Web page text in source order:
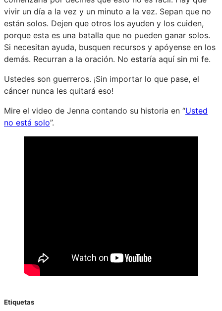
vivir un día a la vez y un minuto a la vez. Sepan que no
están solos. Dejen que otros los ayuden y los cuiden,
porque esta es una batalla que no pueden ganar solos.
Si necesitan ayuda, busquen recursos y apóyense en los
demás. Recurran a la oración. No estaría aquí sin mi fe.
Ustedes son guerreros. ¡Sin importar lo que pase, el
cáncer nunca les quitará eso!
Mire el video de Jenna contando su historia en “Usted
no está solo”.
Etiquetas